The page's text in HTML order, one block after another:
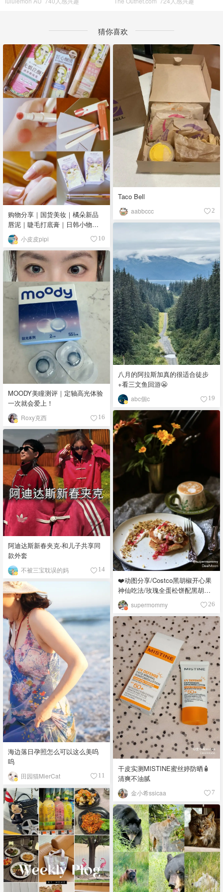
猜你喜欢
购物分享｜国货美妆｜橘朵新品
唇泥｜睫毛打底膏｜日韩小物｜
眼线笔｜美甲DIY💅
小皮皮pipi 10
Taco Bell
aabbccc 2
八月的阿拉斯加真的很适合徒步
+看三文鱼回游😬
abc個c 19
MOODY美瞳测评｜定轴高光体验
一次就会爱上！
Roxy克西 16
❤️动图分享/Costco黑胡椒开心果
神仙吃法/玫瑰全蛋松饼配黑胡椒
开心果碎太惊艳😍
supermommy 26
阿迪达斯新春夹克-和儿子共享同
款外套
不被三宝耽误的妈 14
海边落日孕照怎么可以这么美呜
呜
田园猫MierCat 11
干皮实测MISTINE蜜丝婷防晒🧴
清爽不油腻
金小希ssicaa 7